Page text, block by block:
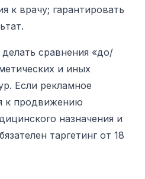
к врачу; гарантировать
сравнения «до/
и иных
Если рекламное
к продвижению
назначения и
таргетинг от 18